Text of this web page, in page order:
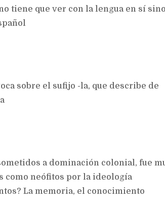
tiene que ver con la lengua en sí
sobre el sufijo -la, que describe de
a dominación colonial, fue
como neófitos por la ideología
La memoria, el conocimiento